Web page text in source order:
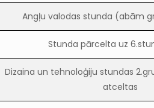
Angļu valodas stunda (abām
Stunda pārcelta uz
Dizaina un tehnoloģiju stundas
atceltas